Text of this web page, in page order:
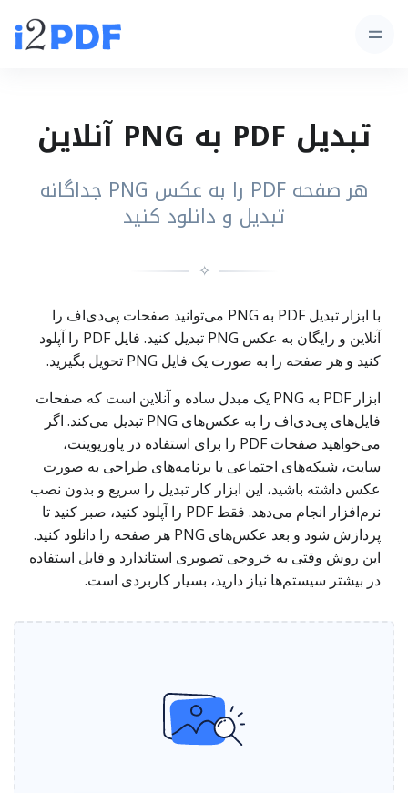
تبدیل PDF به PNG آنلاین
هر صفحه PDF را به عکس PNG جداگانه
تبدیل و دانلود کنید
✧
با ابزار تبدیل PDF به PNG می‌توانید صفحات پی‌دی‌اف را
آنلاین و رایگان به عکس PNG تبدیل کنید. فایل PDF را آپلود
کنید و هر صفحه را به صورت یک فایل PNG تحویل بگیرید.
ابزار PDF به PNG یک مبدل ساده و آنلاین است که صفحات
فایل‌های پی‌دی‌اف را به عکس‌های PNG تبدیل می‌کند. اگر
می‌خواهید صفحات PDF را برای استفاده در پاورپوینت،
سایت، شبکه‌های اجتماعی یا برنامه‌های طراحی به صورت
عکس داشته باشید، این ابزار کار تبدیل را سریع و بدون نصب
نرم‌افزار انجام می‌دهد. فقط PDF را آپلود کنید، صبر کنید تا
پردازش شود و بعد عکس‌های PNG هر صفحه را دانلود کنید.
این روش وقتی به خروجی تصویری استاندارد و قابل استفاده
در بیشتر سیستم‌ها نیاز دارید، بسیار کاربردی است.